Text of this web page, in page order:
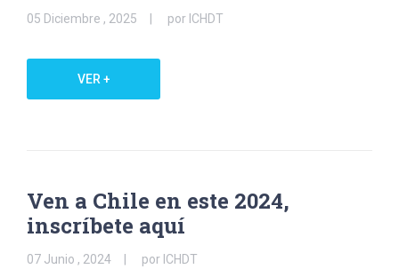
05 Diciembre , 2025 por ICHDT
VER +
Ven a Chile en este 2024,
inscríbete aquí
07 Junio , 2024 por ICHDT